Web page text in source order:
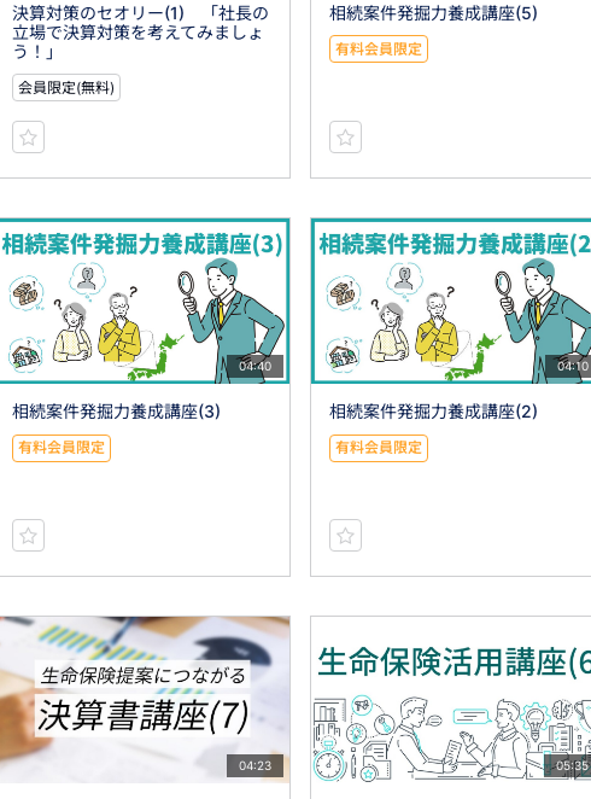
決算対策のセオリー(1) 「社長の
立場で決算対策を考えてみましょ
う！」
会員限定(無料)
相続案件発掘力養成講座(5)
有料会員限定
04:40
相続案件発掘力養成講座(3)
有料会員限定
04:10
相続案件発掘力養成講座(2)
有料会員限定
04:23 05:35